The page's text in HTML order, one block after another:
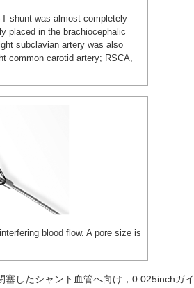
shunt was almost completely
placed in the brachiocephalic
subclavian artery was also
common carotid artery; RSCA,
blood flow. A pore size is
したシャント血管へ向け，0.025inchガイ